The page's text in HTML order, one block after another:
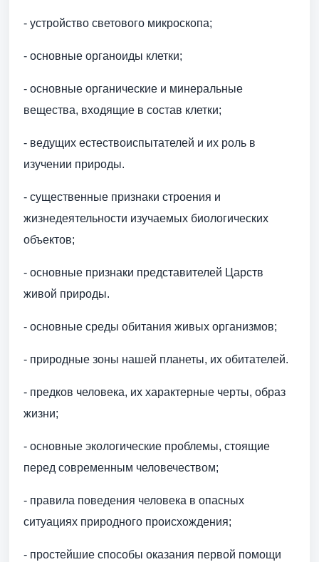
- устройство светового микроскопа;
- основные органоиды клетки;
- основные органические и минеральные
вещества, входящие в состав клетки;
- ведущих естествоиспытателей и их роль в
изучении природы.
- существенные признаки строения и
жизнедеятельности изучаемых биологических
объектов;
- основные признаки представителей Царств
живой природы.
- основные среды обитания живых организмов;
- природные зоны нашей планеты, их обитателей.
- предков человека, их характерные черты, образ
жизни;
- основные экологические проблемы, стоящие
перед современным человечеством;
- правила поведения человека в опасных
ситуациях природного происхождения;
- простейшие способы оказания первой помощи